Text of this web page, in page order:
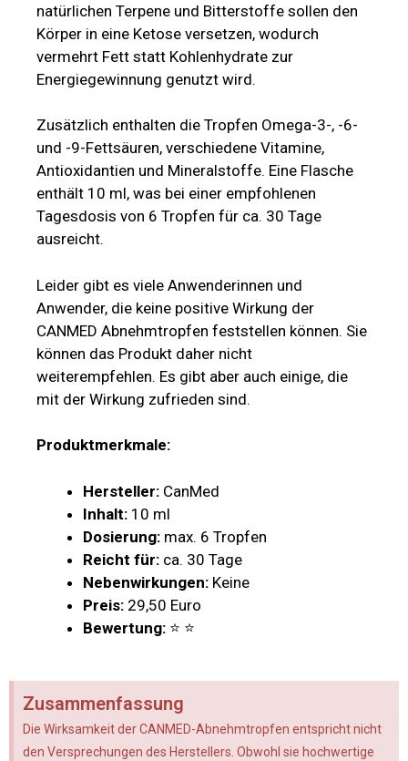
natürlichen Terpene und Bitterstoffe sollen den
Körper in eine Ketose versetzen, wodurch
vermehrt Fett statt Kohlenhydrate zur
Energiegewinnung genutzt wird.
Zusätzlich enthalten die Tropfen Omega-3-, -6-
und -9-Fettsäuren, verschiedene Vitamine,
Antioxidantien und Mineralstoffe. Eine Flasche
enthält 10 ml, was bei einer empfohlenen
Tagesdosis von 6 Tropfen für ca. 30 Tage
ausreicht.
Leider gibt es viele Anwenderinnen und
Anwender, die keine positive Wirkung der
CANMED Abnehmtropfen feststellen können. Sie
können das Produkt daher nicht
weiterempfehlen. Es gibt aber auch einige, die
mit der Wirkung zufrieden sind.
Produktmerkmale:
Hersteller: CanMed
Inhalt: 10 ml
Dosierung: max. 6 Tropfen
Reicht für: ca. 30 Tage
Nebenwirkungen: Keine
Preis: 29,50 Euro
Bewertung: ⭐ ⭐
Zusammenfassung
Die Wirksamkeit der CANMED-Abnehmtropfen entspricht nicht
den Versprechungen des Herstellers. Obwohl sie hochwertige